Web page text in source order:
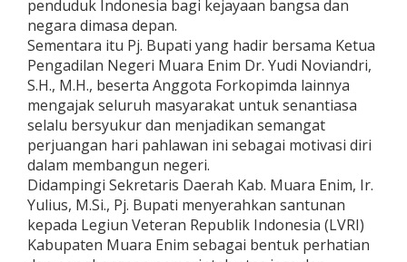
penduduk Indonesia bagi kejayaan bangsa dan
negara dimasa depan.
Sementara itu Pj. Bupati yang hadir bersama Ketua
Pengadilan Negeri Muara Enim Dr. Yudi Noviandri,
S.H., M.H., beserta Anggota Forkopimda lainnya
mengajak seluruh masyarakat untuk senantiasa
selalu bersyukur dan menjadikan semangat
perjuangan hari pahlawan ini sebagai motivasi diri
dalam membangun negeri.
Didampingi Sekretaris Daerah Kab. Muara Enim, Ir.
Yulius, M.Si., Pj. Bupati menyerahkan santunan
kepada Legiun Veteran Republik Indonesia (LVRI)
Kabupaten Muara Enim sebagai bentuk perhatian